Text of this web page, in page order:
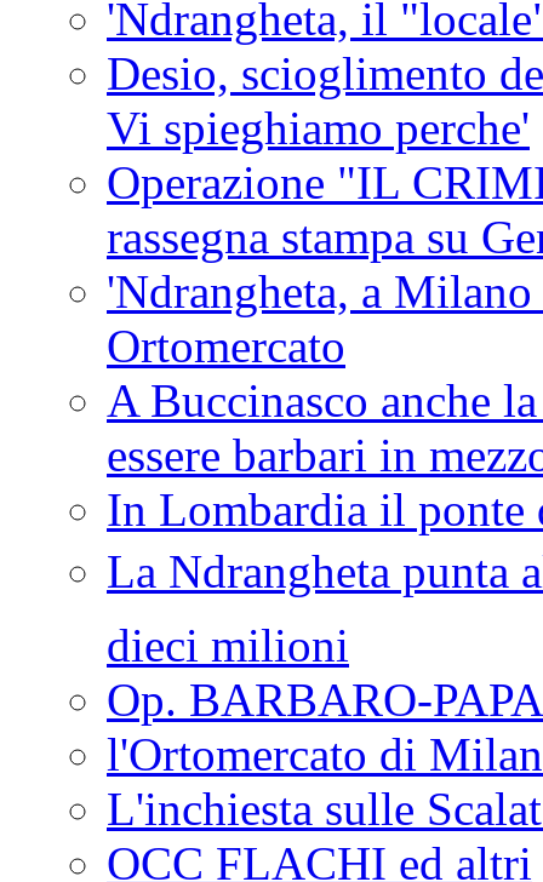
'Ndrangheta, il
Desio, scioglimento
Vi spieghiamo perche'
Operazione "IL
rassegna stampa su
'Ndrangheta, a Milano
Ortomercato
A Buccinasco anche
essere barbari in
In Lombardia il ponte
La Ndrangheta
dieci milioni
Op. BARBARO-
l'Ortomercato di
L'inchiesta sulle
OCC FLACHI ed altri